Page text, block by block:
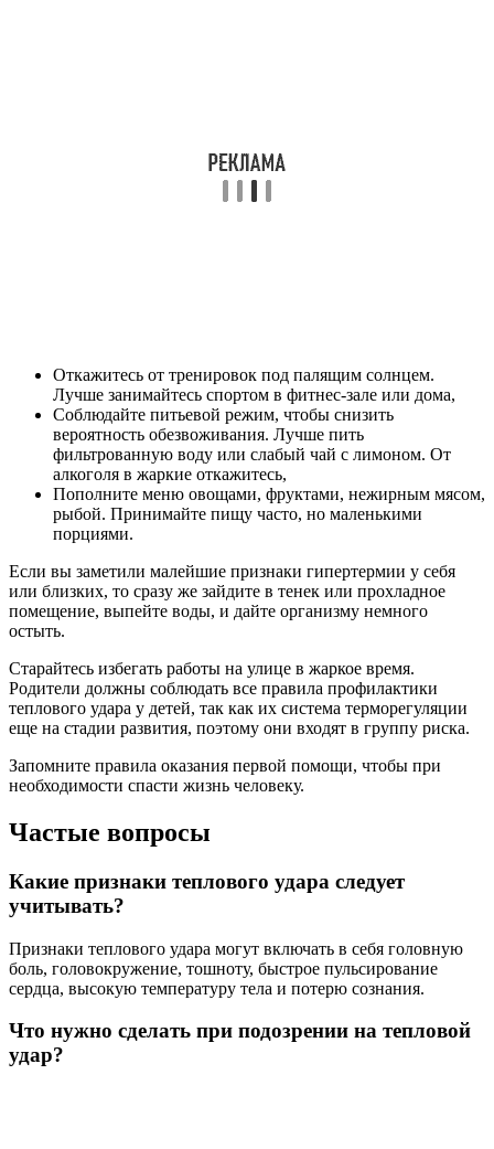
Откажитесь от тренировок под палящим солнцем.
Лучше занимайтесь спортом в фитнес-зале или дома,
Соблюдайте питьевой режим, чтобы снизить
вероятность обезвоживания. Лучше пить
фильтрованную воду или слабый чай с лимоном. От
алкоголя в жаркие откажитесь,
Пополните меню овощами, фруктами, нежирным мясом,
рыбой. Принимайте пищу часто, но маленькими
порциями.
Если вы заметили малейшие признаки гипертермии у себя
или близких, то сразу же зайдите в тенек или прохладное
помещение, выпейте воды, и дайте организму немного
остыть.
Старайтесь избегать работы на улице в жаркое время.
Родители должны соблюдать все правила профилактики
теплового удара у детей, так как их система терморегуляции
еще на стадии развития, поэтому они входят в группу риска.
Запомните правила оказания первой помощи, чтобы при
необходимости спасти жизнь человеку.
Частые вопросы
Какие признаки теплового удара следует
учитывать?
Признаки теплового удара могут включать в себя головную
боль, головокружение, тошноту, быстрое пульсирование
сердца, высокую температуру тела и потерю сознания.
Что нужно сделать при подозрении на тепловой
удар?